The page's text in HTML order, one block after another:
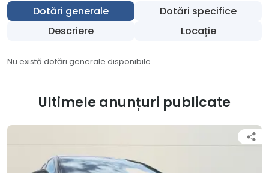
Dotări generale
Dotări specifice
Descriere
Locație
Nu există dotări generale disponibile.
Ultimele anunțuri publicate